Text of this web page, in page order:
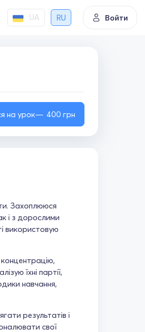
UA RU Войти
на урок 400 грн
Захоплююся
і з дорослими
використовую
їхні партії,
навчання,
результатів і
свої